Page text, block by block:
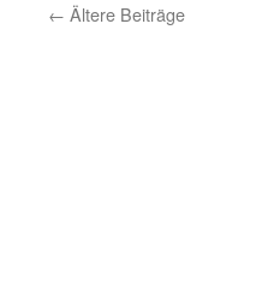
← Ältere Beiträge